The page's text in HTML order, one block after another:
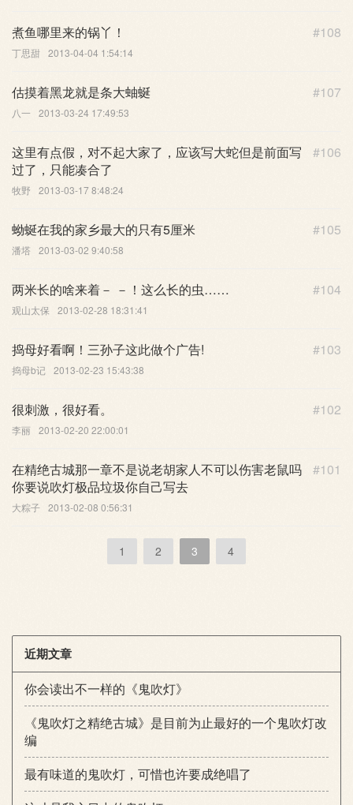
#108
煮鱼哪里来的锅丫！
丁思甜 2013-04-04 1:54:14
#107
估摸着黑龙就是条大蚰蜒
八一 2013-03-24 17:49:53
#106
这里有点假，对不起大家了，应该写大蛇但是前面写
过了，只能凑合了
牧野 2013-03-17 8:48:24
#105
蚴蜒在我的家乡最大的只有5厘米
潘塔 2013-03-02 9:40:58
#104
两米长的啥来着－ －！这么长的虫……
观山太保 2013-02-28 18:31:41
#103
捣母好看啊！三孙子这此做个广告!
捣母b记 2013-02-23 15:43:38
#102
很刺激，很好看。
李丽 2013-02-20 22:00:01
#101
在精绝古城那一章不是说老胡家人不可以伤害老鼠吗
你要说吹灯极品垃圾你自己写去
大粽子 2013-02-08 0:56:31
1 2 3 4
近期文章
你会读出不一样的《鬼吹灯》
《鬼吹灯之精绝古城》是目前为止最好的一个鬼吹灯改
编
最有味道的鬼吹灯，可惜也许要成绝唱了